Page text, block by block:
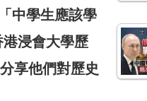
中學生應該學
浸會大學歷
享他們對歷史